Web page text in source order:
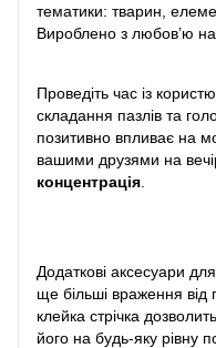
тематики: тварин,
Вироблено з любов’ю на
Проведіть час із
складання пазлів та
позитивно впливає на
вашими друзями на
концентрація
Додаткові аксесуари
ще більші враження
клейка стрічка
його на будь-яку рівну